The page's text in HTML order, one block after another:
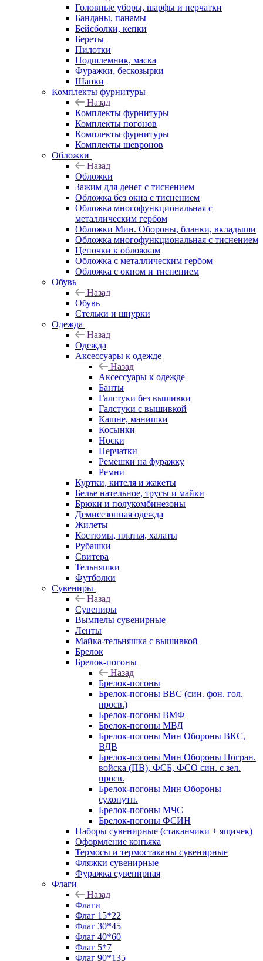
Головные уборы, шарфы и перчатки
Банданы, панамы
Бейсболки, кепки
Береты
Пилотки
Подшлемник, маска
Фуражки, бескозырки
Шапки
Комплекты фурнитуры
Назад
Комплекты фурнитуры
Комплекты погонов
Комплекты фурнитуры
Комплекты шевронов
Обложки
Назад
Обложки
Зажим для денег с тиснением
Обложка без окна с тиснением
Обложка многофункциональная с
металлическим гербом
Обложки Мин. Обороны, бланки, вкладыши
Обложка многофункциональная с тиснением
Цепочки к обложкам
Обложка с металлическим гербом
Обложка с окном и тиснением
Обувь
Назад
Обувь
Стельки и шнурки
Одежда
Назад
Одежда
Аксессуары к одежде
Назад
Аксессуары к одежде
Банты
Галстуки без вышивки
Галстуки с вышивкой
Кашне, манишки
Косынки
Носки
Перчатки
Ремешки на фуражку
Ремни
Куртки, кителя и жакеты
Белье нательное, трусы и майки
Брюки и полукомбинезоны
Демисезонная одежда
Жилеты
Костюмы, платья, халаты
Рубашки
Свитера
Тельняшки
Футболки
Сувениры
Назад
Сувениры
Вымпелы сувенирные
Ленты
Майка-тельняшка с вышивкой
Брелок
Брелок-погоны
Назад
Брелок-погоны
Брелок-погоны ВВС (син. фон. гол.
просв.)
Брелок-погоны ВМФ
Брелок-погоны МВД
Брелок-погоны Мин Обороны ВКС,
ВДВ
Брелок-погоны Мин Обороны Погран.
войска (ПВ), ФСБ, ФСО син. с зел.
просв.
Брелок-погоны Мин Обороны
сухопутн.
Брелок-погоны МЧС
Брелок-погоны ФСИН
Наборы сувенирные (стаканчики + ящичек)
Оформление конъяка
Термосы и термостаканы сувенирные
Фляжки сувенирные
Фуражка сувенирная
Флаги
Назад
Флаги
Флаг 15*22
Флаг 30*45
Флаг 40*60
Флаг 5*7
Флаг 90*135